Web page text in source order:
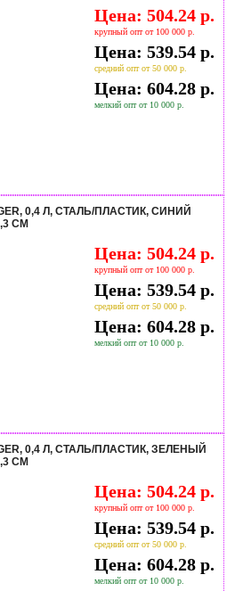
Цена: 504.24 р.
крупный опт от 100 000 р.
Цена: 539.54 р.
средний опт от 50 000 р.
Цена: 604.28 р.
мелкий опт от 10 000 р.
0,4 Л, СТАЛЬ/ПЛАСТИК, СИНИЙ
СМ
Цена: 504.24 р.
крупный опт от 100 000 р.
Цена: 539.54 р.
средний опт от 50 000 р.
Цена: 604.28 р.
мелкий опт от 10 000 р.
0,4 Л, СТАЛЬ/ПЛАСТИК, ЗЕЛЕНЫЙ
СМ
Цена: 504.24 р.
крупный опт от 100 000 р.
Цена: 539.54 р.
средний опт от 50 000 р.
Цена: 604.28 р.
мелкий опт от 10 000 р.